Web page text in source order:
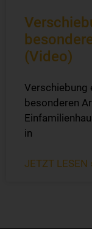
(Video)
Verschiebung
besonderen
in
JETZT LESEN